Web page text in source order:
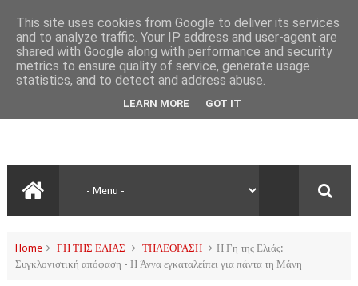
Home ΓΗ ΤΗΣ ΕΛΙΑΣ ΤΗΛΕΟΡΑΣΗ
Η Γη της Ελιάς:
Συγκλονιστική απόφαση - Η Άννα εγκαταλείπει για πάντα τη Μάνη
This site uses cookies from Google to deliver its services
and to analyze traffic. Your IP address and user-agent are
shared with Google along with performance and security
metrics to ensure quality of service, generate usage
statistics, and to detect and address abuse.
LEARN MORE GOT IT